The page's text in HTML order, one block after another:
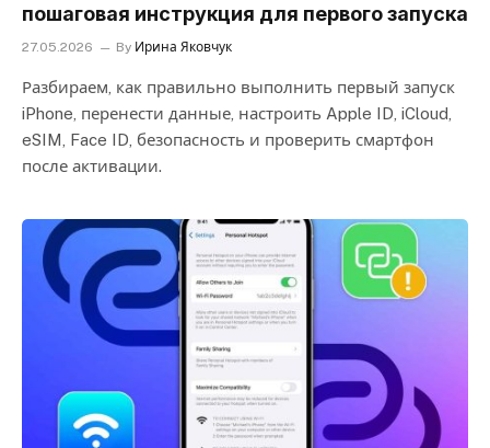
пошаговая инструкция для первого запуска
27.05.2026 By Ирина Яковчук
Разбираем, как правильно выполнить первый запуск
iPhone, перенести данные, настроить Apple ID, iCloud,
eSIM, Face ID, безопасность и проверить смартфон
после активации.